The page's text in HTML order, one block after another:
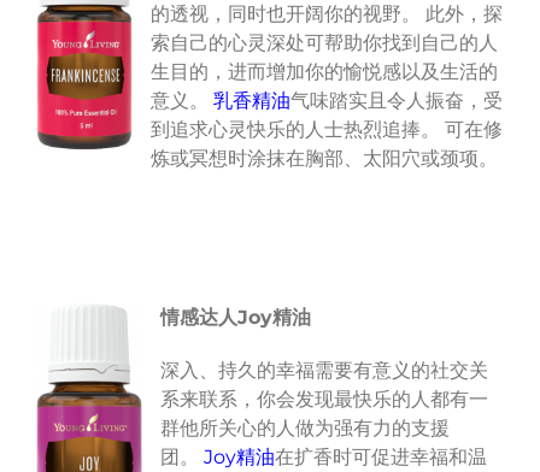
的透视，同时也开阔你的视野。 此外，探
索自己的心灵深处可帮助你找到自己的人
生目的，进而增加你的愉悦感以及生活的
意义。 乳香精油气味踏实且令人振奋，受
到追求心灵快乐的人士热烈追捧。 可在修
炼或冥想时涂抹在胸部、太阳穴或颈项。
情感达人Joy精油
深入、持久的幸福需要有意义的社交关
系来联系，你会发现最快乐的人都有一
群他所关心的人做为强有力的支援
团。 Joy精油在扩香时可促进幸福和温